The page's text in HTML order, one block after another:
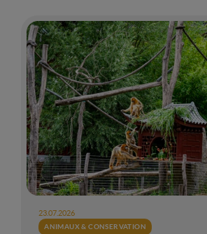
23.07.2026
ANIMAUX & CONSERVATION